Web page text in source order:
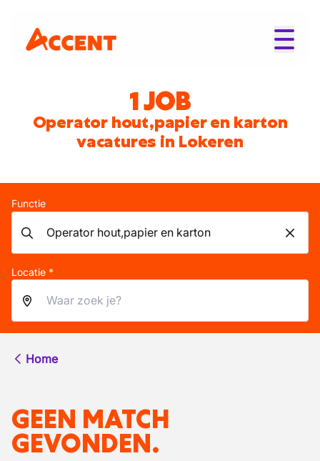
1 JOB
Operator hout,papier en karton
vacatures in Lokeren
Functie
Locatie *
Home
GEEN MATCH
GEVONDEN.